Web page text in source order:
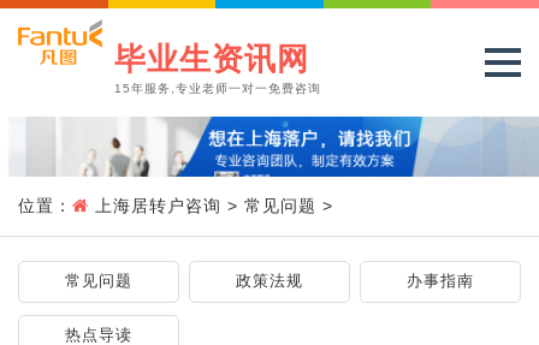
毕业生资讯网
15年服务,专业老师一对一免费咨询
位置： 上海居转户咨询 > 常见问题 >
常见问题 政策法规 办事指南
热点导读